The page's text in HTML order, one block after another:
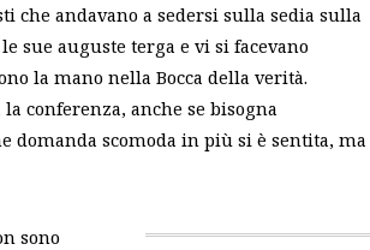
che andavano a sedersi sulla sedia sulla
sue auguste terga e vi si facevano
la mano nella Bocca della verità.
conferenza, anche se bisogna
domanda scomoda in più si è sentita, ma
sono